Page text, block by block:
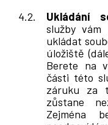
Ukládání
služby vám
ukládat
úložiště
Berete na
části této
záruku za
zůstane
Zejména